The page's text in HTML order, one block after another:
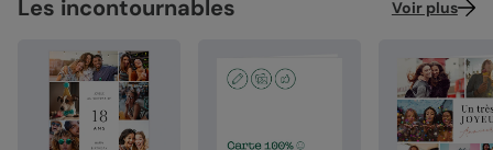
Les incontournables Voir plus